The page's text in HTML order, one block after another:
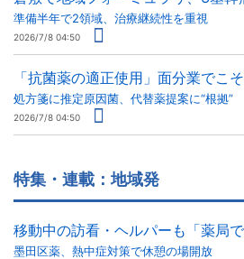
準備半年で2領域、治療継続性を重視
2026/7/8 04:50
「抗菌薬の適正使用」面分業でこそ
処方箋に推定原因菌、代替薬提案に“根拠”
2026/7/8 04:50
特集・連載：地域発
移動中の訪看・ヘルパーも「薬局で
墨田区薬、熱中症対策で休憩の場開放